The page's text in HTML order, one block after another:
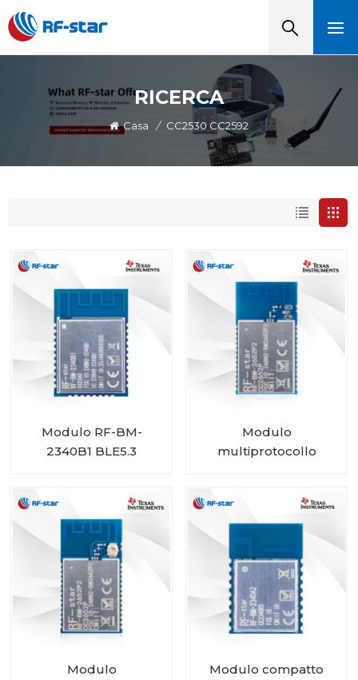
RICERCA
Casa / CC2530 CC2592
Modulo RF-BM-
2340B1 BLE5.3
Modulo
multiprotocollo
Modulo
Modulo compatto